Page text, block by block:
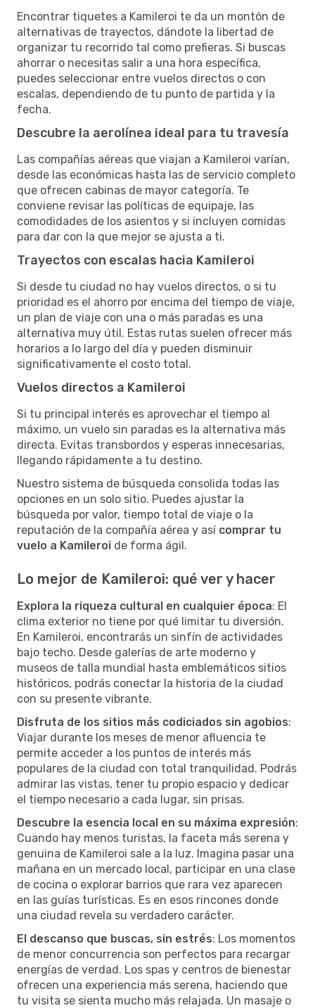
Encontrar tiquetes a Kamileroi te da un montón de
alternativas de trayectos, dándote la libertad de
organizar tu recorrido tal como prefieras. Si buscas
ahorrar o necesitas salir a una hora específica,
puedes seleccionar entre vuelos directos o con
escalas, dependiendo de tu punto de partida y la
fecha.
Descubre la aerolínea ideal para tu travesía
Las compañías aéreas que viajan a Kamileroi varían,
desde las económicas hasta las de servicio completo
que ofrecen cabinas de mayor categoría. Te
conviene revisar las políticas de equipaje, las
comodidades de los asientos y si incluyen comidas
para dar con la que mejor se ajusta a ti.
Trayectos con escalas hacia Kamileroi
Si desde tu ciudad no hay vuelos directos, o si tu
prioridad es el ahorro por encima del tiempo de viaje,
un plan de viaje con una o más paradas es una
alternativa muy útil. Estas rutas suelen ofrecer más
horarios a lo largo del día y pueden disminuir
significativamente el costo total.
Vuelos directos a Kamileroi
Si tu principal interés es aprovechar el tiempo al
máximo, un vuelo sin paradas es la alternativa más
directa. Evitas transbordos y esperas innecesarias,
llegando rápidamente a tu destino.
Nuestro sistema de búsqueda consolida todas las
opciones en un solo sitio. Puedes ajustar la
búsqueda por valor, tiempo total de viaje o la
reputación de la compañía aérea y así comprar tu
vuelo a Kamileroi de forma ágil.
Lo mejor de Kamileroi: qué ver y hacer
Explora la riqueza cultural en cualquier época: El
clima exterior no tiene por qué limitar tu diversión.
En Kamileroi, encontrarás un sinfín de actividades
bajo techo. Desde galerías de arte moderno y
museos de talla mundial hasta emblemáticos sitios
históricos, podrás conectar la historia de la ciudad
con su presente vibrante.
Disfruta de los sitios más codiciados sin agobios:
Viajar durante los meses de menor afluencia te
permite acceder a los puntos de interés más
populares de la ciudad con total tranquilidad. Podrás
admirar las vistas, tener tu propio espacio y dedicar
el tiempo necesario a cada lugar, sin prisas.
Descubre la esencia local en su máxima expresión:
Cuando hay menos turistas, la faceta más serena y
genuina de Kamileroi sale a la luz. Imagina pasar una
mañana en un mercado local, participar en una clase
de cocina o explorar barrios que rara vez aparecen
en las guías turísticas. Es en esos rincones donde
una ciudad revela su verdadero carácter.
El descanso que buscas, sin estrés: Los momentos
de menor concurrencia son perfectos para recargar
energías de verdad. Los spas y centros de bienestar
ofrecen una experiencia más serena, haciendo que
tu visita se sienta mucho más relajada. Un masaje o